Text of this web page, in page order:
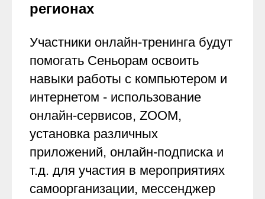
регионах
Участники онлайн-тренинга будут
помогать Сеньорам освоить
навыки работы с компьютером и
интернетом - использование
онлайн-сервисов, ZOOM,
установка различных
приложений, онлайн-подписка и
т.д. для участия в мероприятиях
самоорганизации, мессенджер